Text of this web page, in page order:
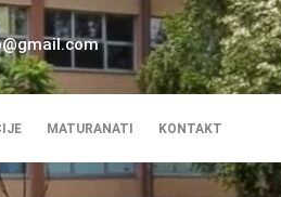
MATURANATI KONTAKT